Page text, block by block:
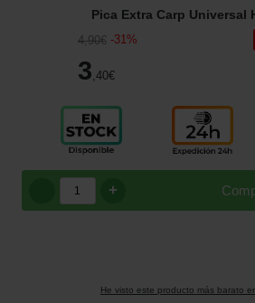
Pica Extra Carp Universal
4,90€ -31%
3 ,40€
+
He visto este producto más barato